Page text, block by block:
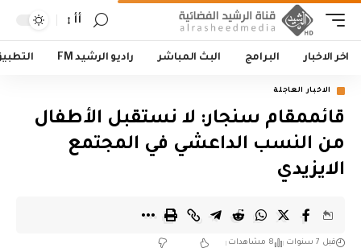
أأ
اخر الاخبار البرامج البث المباشر راديو الرشيد FM
الاخبار العاجلة
قائممقام سنجار: لا نستقبل الأطفال
من النسب الداعشي في المجتمع
الايزيدي
قبل 7 سنوات 8 مشاهدات